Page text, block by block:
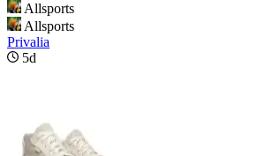
Allsports
Allsports
Privalia
5d